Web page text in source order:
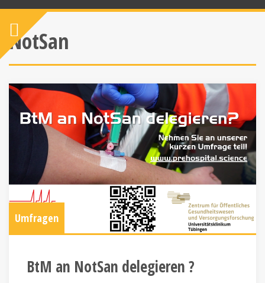
NotSan
Umfragen
BtM an NotSan delegieren ?